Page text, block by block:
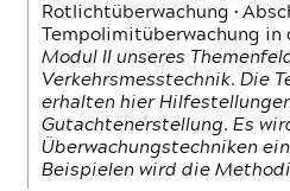
Rotlichtüberwachung •
Tempolimitüberwachung
Modul II unseres
Verkehrsmesstechnik. Die
erhalten hier
Gutachtenerstellung. Es
Überwachungstechniken
Beispielen wird die